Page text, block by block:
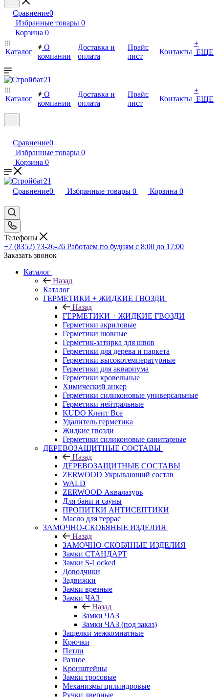
Сравнение0
Избранные товары 0
Корзина 0
Каталог
О
компании
Доставка и
оплата
Прайс
лист
Контакты
+
ЕЩЕ
Каталог
О
компании
Доставка и
оплата
Прайс
лист
Контакты
+
ЕЩЕ
Сравнение0
Избранные товары 0
Корзина 0
Сравнение0 Избранные товары 0 Корзина 0
Телефоны
+7 (8352) 73-26-26 Работаем по будням с 8:00 до 17:00
Заказать звонок
Каталог
Назад
Каталог
ГЕРМЕТИКИ + ЖИДКИЕ ГВОЗДИ
Назад
ГЕРМЕТИКИ + ЖИДКИЕ ГВОЗДИ
Герметики акриловые
Герметики шовные
Герметик-затирка для швов
Герметики для дерева и паркета
Герметики высокотемпературные
Герметики для аквариума
Герметики кровельные
Химический анкер
Герметики силиконовые универсальные
Герметики нейтральные
KUDO Клеит Все
Удалитель герметика
Жидкие гвозди
Герметики силиконовые санитарные
ДЕРЕВОЗАЩИТНЫЕ СОСТАВЫ
Назад
ДЕРЕВОЗАЩИТНЫЕ СОСТАВЫ
ZERWOOD Укрывающий состав
WALD
ZERWOOD Аквалазурь
Для бани и сауны
ПРОПИТКИ АНТИСЕПТИКИ
Масло для террас
ЗАМОЧНО-СКОБЯНЫЕ ИЗДЕЛИЯ
Назад
ЗАМОЧНО-СКОБЯНЫЕ ИЗДЕЛИЯ
Замки СТАНДАРТ
Замки S-Locked
Доводчики
Задвижки
Замки врезные
Замки ЧАЗ
Назад
Замки ЧАЗ
Замки ЧАЗ (под заказ)
Защелки межкомнатные
Крючки
Петли
Разное
Кронштейны
Замки тросовые
Механизмы цилиндровые
Ручки дверные